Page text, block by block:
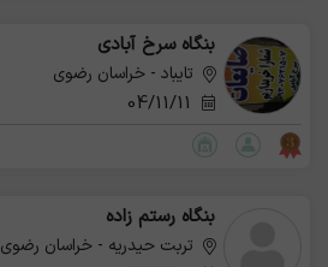
بنگاه سرخ آبادی
تایباد - خراسان رضوی
بنگاه رستم زاده
تربت حیدریه - خراسان رضوی